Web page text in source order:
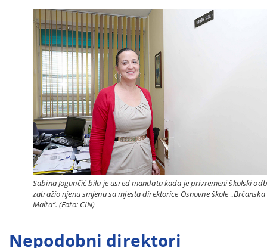
Sabina Jogunčić bila je usred mandata kada je privremeni školski
zatražio njenu smjenu sa mjesta direktorice Osnovne škole „Brčanska
Malta“. (Foto: CIN)
Nepodobni direktori